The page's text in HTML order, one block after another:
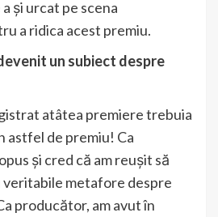
și urcat pe scena
a ridica acest premiu.
un subiect despre
atâtea premiere trebuia
astfel de premiu! Ca
și cred că am reușit să
metafore despre
producător, am avut în